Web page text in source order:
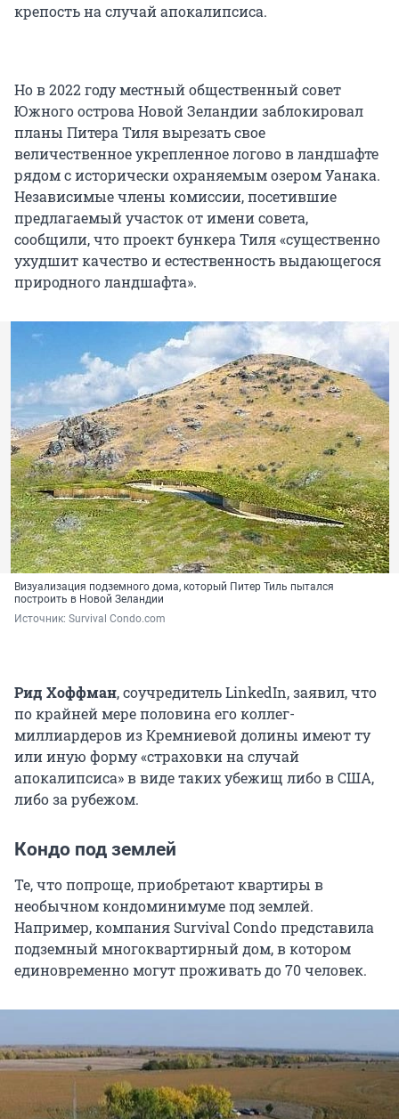
крепость на случай апокалипсиса.
Но в 2022 году местный общественный совет
Южного острова Новой Зеландии заблокировал
планы Питера Тиля вырезать свое
величественное укрепленное логово в ландшафте
рядом с исторически охраняемым озером Уанака.
Независимые члены комиссии, посетившие
предлагаемый участок от имени совета,
сообщили, что проект бункера Тиля «существенно
ухудшит качество и естественность выдающегося
природного ландшафта».
Визуализация подземного дома, который Питер Тиль пытался
построить в Новой Зеландии
Источник: Survival Condo.сom
Рид Хоффман, соучредитель LinkedIn, заявил, что
по крайней мере половина его коллег-
миллиардеров из Кремниевой долины имеют ту
или иную форму «страховки на случай
апокалипсиса» в виде таких убежищ либо в США,
либо за рубежом.
Кондо под землей
Те, что попроще, приобретают квартиры в
необычном кондоминимуме под землей.
Например, компания Survival Condo представила
подземный многоквартирный дом, в котором
единовременно могут проживать до 70 человек.